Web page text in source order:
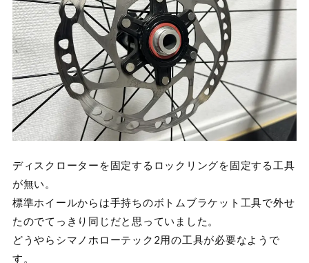
ディスクローターを固定するロックリングを固定する工具
が無い。
標準ホイールからは手持ちのボトムブラケット工具で外せ
たのでてっきり同じだと思っていました。
どうやらシマノホローテック2用の工具が必要なようで
す。